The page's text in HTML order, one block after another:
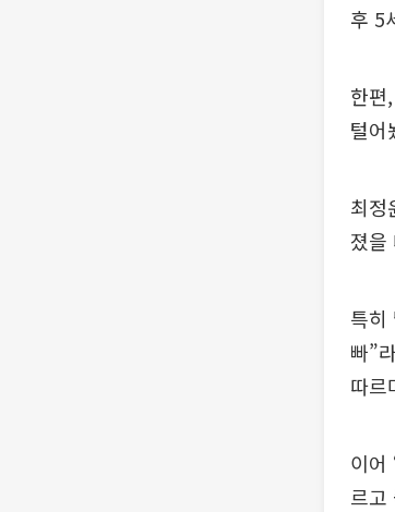
후 5
한편
털어
최정
졌을
특히
빠”
따르
이어
르고